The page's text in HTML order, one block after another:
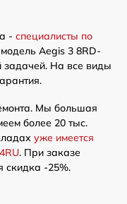
- специалисты по
Aegis 3 8RD-
задачей. На все виды
Мы большая
более 20 тыс.
уже имеется
. При заказе
скидка -25%.